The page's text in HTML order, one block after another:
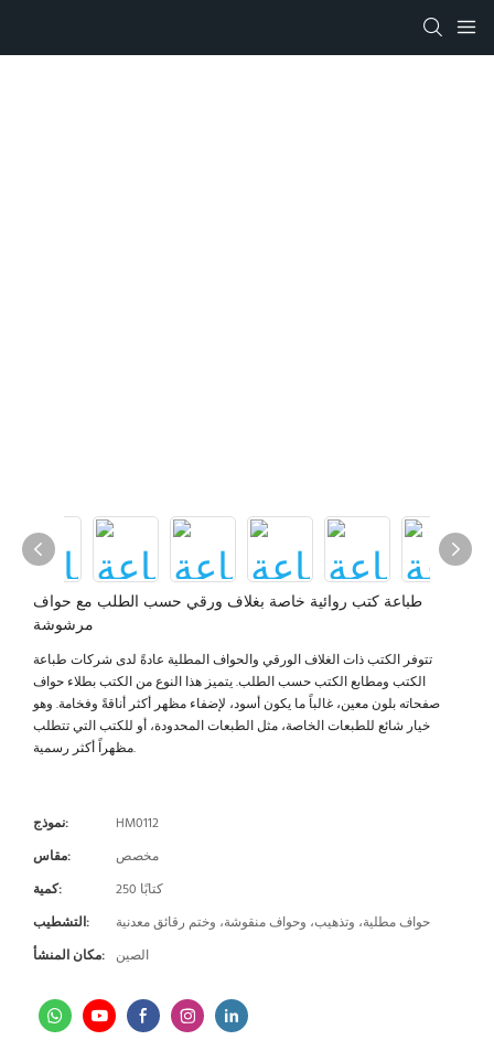
طباعة كتب روائية خاصة بغلاف ورقي حسب الطلب مع حواف
مرشوشة
تتوفر الكتب ذات الغلاف الورقي والحواف المطلية عادةً لدى شركات طباعة
الكتب ومطابع الكتب حسب الطلب. يتميز هذا النوع من الكتب بطلاء حواف
صفحاته بلون معين، غالباً ما يكون أسود، لإضفاء مظهر أكثر أناقةً وفخامة. وهو
خيار شائع للطبعات الخاصة، مثل الطبعات المحدودة، أو للكتب التي تتطلب
مظهراً أكثر رسمية.
نموذج:
HM0112
مقاس:
مخصص
كمية:
250 كتابًا
التشطيب:
حواف مطلية، وتذهيب، وحواف منقوشة، وختم رقائق معدنية
مكان المنشأ: الصين